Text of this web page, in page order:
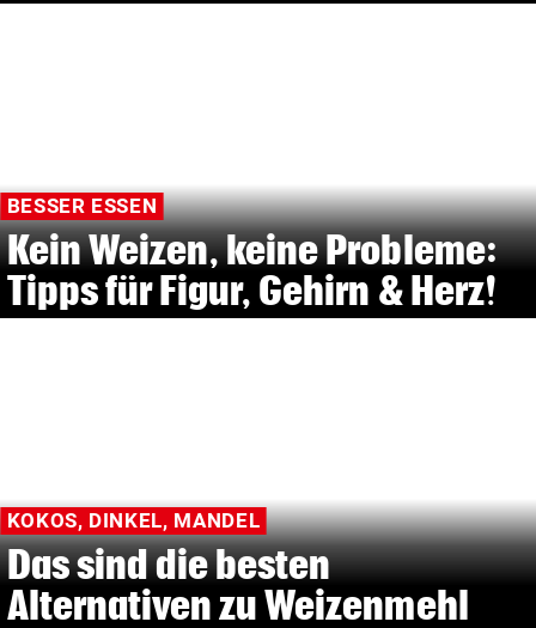
BESSER ESSEN
Kein Weizen, keine Probleme:
Tipps für Figur, Gehirn & Herz!
KOKOS, DINKEL, MANDEL
Das sind die besten
Alternativen zu Weizenmehl